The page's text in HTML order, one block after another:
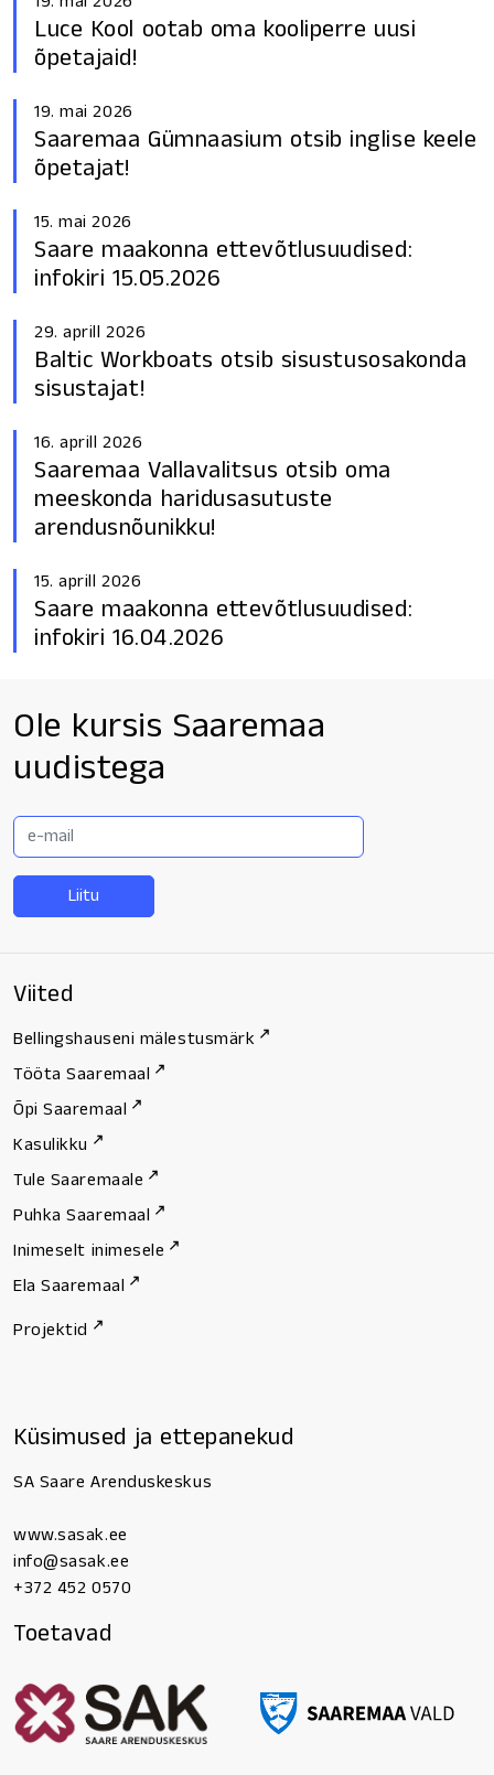
Luce Kool ootab oma kooliperre uusi
õpetajaid!
19. mai 2026
Saaremaa Gümnaasium otsib inglise keele
õpetajat!
15. mai 2026
Saare maakonna ettevõtlusuudised:
infokiri 15.05.2026
29. aprill 2026
Baltic Workboats otsib sisustusosakonda
sisustajat!
16. aprill 2026
Saaremaa Vallavalitsus otsib oma
meeskonda haridusasutuste
arendusnõunikku!
15. aprill 2026
Saare maakonna ettevõtlusuudised:
infokiri 16.04.2026
Ole kursis Saaremaa
uudistega
E-
mail
Viited
Bellingshauseni mälestusmärk
Tööta Saaremaal
Õpi Saaremaal
Kasulikku
Tule Saaremaale
Puhka Saaremaal
Inimeselt inimesele
Ela Saaremaal
Projektid
Küsimused ja ettepanekud
SA Saare Arenduskeskus
www.sasak.ee
info@sasak.ee
+372 452 0570
Toetavad